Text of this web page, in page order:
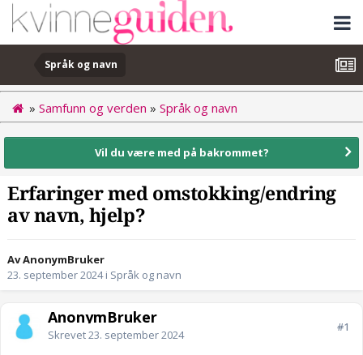
Språk og navn
» Samfunn og verden » Språk og navn
Vil du være med på bakrommet?
Erfaringer med omstokking/endring
av navn, hjelp?
Av AnonymBruker
23. september 2024i Språk og navn
AnonymBruker
Skrevet23. september 2024
#1